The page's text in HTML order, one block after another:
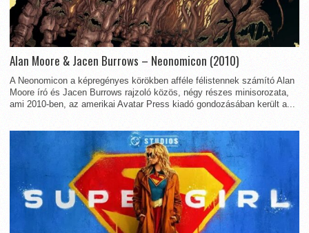
Alan Moore & Jacen Burrows – Neonomicon (2010)
A Neonomicon a képregényes körökben afféle félistennek számító Alan
Moore író és Jacen Burrows rajzoló közös, négy részes minisorozata,
ami 2010-ben, az amerikai Avatar Press kiadó gondozásában került a...